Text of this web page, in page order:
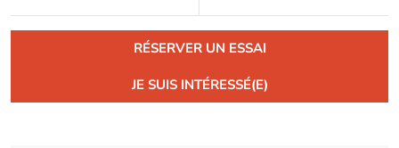
RÉSERVER UN ESSAI
JE SUIS INTÉRESSÉ(E)